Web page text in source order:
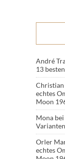
André
13
Christian
echtes
Moon
Mona bei
Orler
echtes